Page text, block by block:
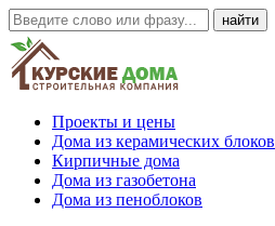
Проекты и цены
Дома из керамических блоков
Кирпичные дома
Дома из газобетона
Дома из пеноблоков